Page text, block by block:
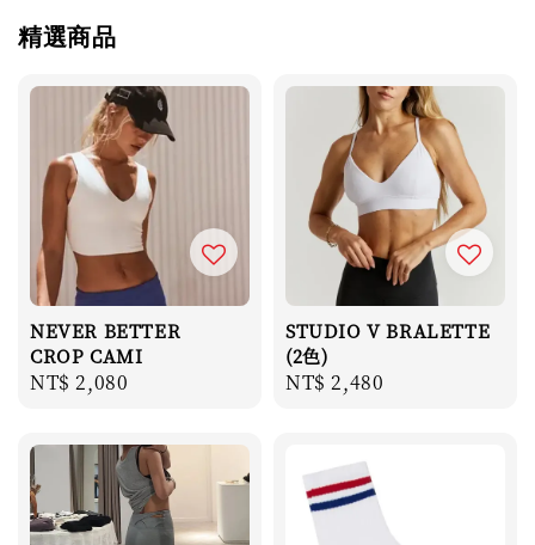
精選商品
NEVER BETTER
CROP CAMI
Regular
NT$ 2,080
STUDIO V BRALETTE
(2色)
Regular
NT$ 2,480